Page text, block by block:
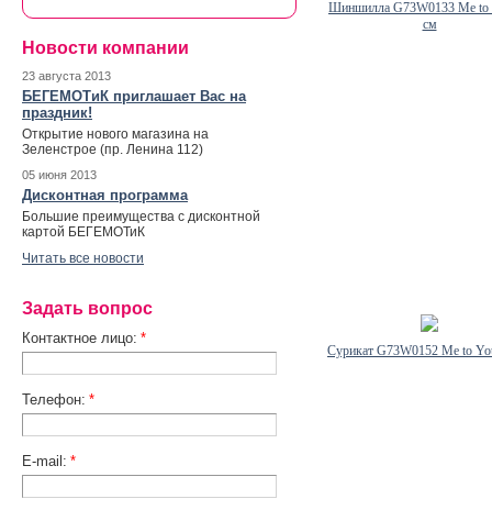
Новости компании
23 августа 2013
БЕГЕМОТиК приглашает Вас на
праздник!
Открытие нового магазина на
Зеленстрое (пр. Ленина 112)
05 июня 2013
Дисконтная программа
Большие преимущества с дисконтной
картой БЕГЕМОТиК
Читать все новости
Задать вопрос
Контактное лицо: *
Телефон: *
E-mail: *
Шиншилла G73W0133 Me to
см
Сурикат G73W0152 Me to